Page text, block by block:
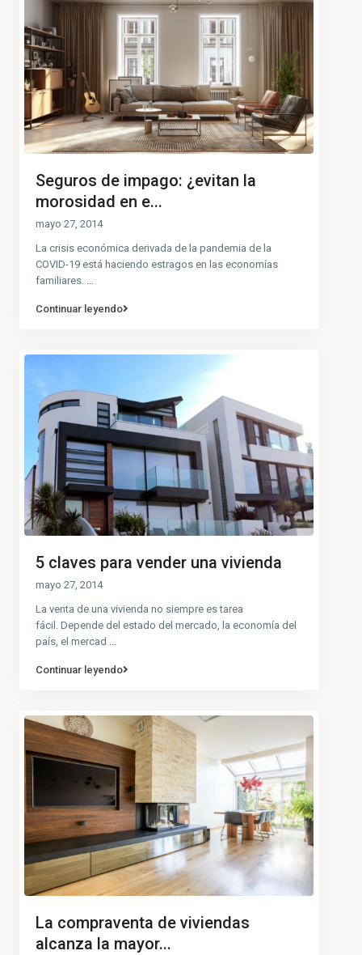
Seguros de impago: ¿evitan la
morosidad en e...
mayo 27, 2014
La crisis económica derivada de la pandemia de la
COVID-19 está haciendo estragos en las economías
familiares.
Continuar leyendo
5 claves para vender una vivienda
mayo 27, 2014
La venta de una vivienda no siempre es tarea
fácil. Depende del estado del mercado, la economía del
país, el mercad
Continuar leyendo
La compraventa de viviendas
alcanza la mayor...